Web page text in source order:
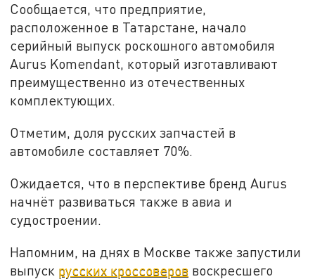
Сообщается, что предприятие,
расположенное в Татарстане, начало
серийный выпуск роскошного автомобиля
Aurus Komendant, который изготавливают
преимущественно из отечественных
комплектующих.
Отметим, доля русских запчастей в
автомобиле составляет 70%.
Ожидается, что в перспективе бренд Aurus
начнёт развиваться также в авиа и
судостроении.
Напомним, на днях в Москве также запустили
выпуск русских кроссоверов воскресшего